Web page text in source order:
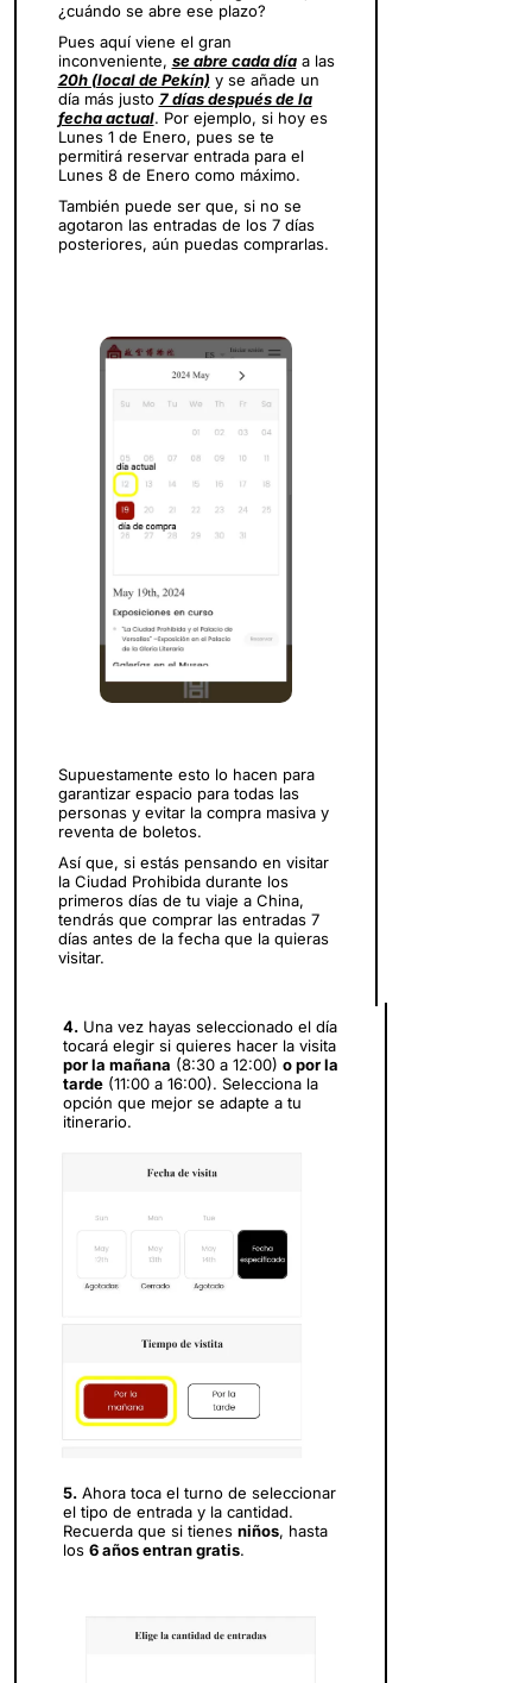
¿cuándo se abre ese plazo?
Pues aquí viene el gran
inconveniente, se abre cada díaa las
20h (local de Pekín) y se añade un
día más justo 7 días después de la
fecha actual. Por ejemplo, si hoy es
Lunes 1 de Enero, pues se te
permitirá reservar entrada para el
Lunes 8 de Enero como máximo.
También puede ser que, si no se
agotaron las entradas de los 7 días
posteriores, aún puedas comprarlas.
Supuestamente esto lo hacen para
garantizar espacio para todas las
personas y evitar la compra masiva y
reventa de boletos.
Así que, si estás pensando en visitar
la Ciudad Prohibida durante los
primeros días de tu viaje a China,
tendrás que comprar las entradas 7
días antes de la fecha que la quieras
visitar.
4.Una vez hayas seleccionado el día
tocará elegir si quieres hacer la visita
por la mañana (8:30 a 12:00) o por la
tarde(11:00 a 16:00). Selecciona la
opción que mejor se adapte a tu
itinerario.
5.Ahora toca el turno de seleccionar
el tipo de entrada y la cantidad.
Recuerda que si tienes niños, hasta
los 6 años entran gratis.